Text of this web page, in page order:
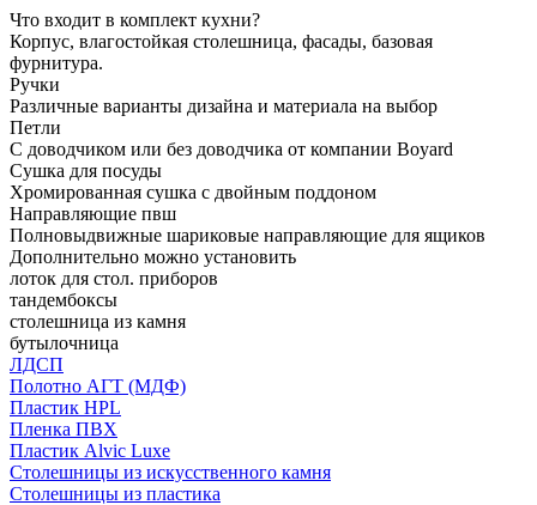
Что входит в комплект кухни?
Корпус, влагостойкая столешница, фасады, базовая
фурнитура.
Ручки
Различные варианты дизайна и материала на выбор
Петли
С доводчиком или без доводчика от компании Boyard
Сушка для посуды
Хромированная сушка с двойным поддоном
Направляющие пвш
Полновыдвижные шариковые направляющие для ящиков
Дополнительно можно установить
лоток для стол. приборов
тандембоксы
столешница из камня
бутылочница
ЛДСП
Полотно АГТ (МДФ)
Пластик HPL
Пленка ПВХ
Пластик Alvic Luxe
Столешницы из искусственного камня
Столешницы из пластика